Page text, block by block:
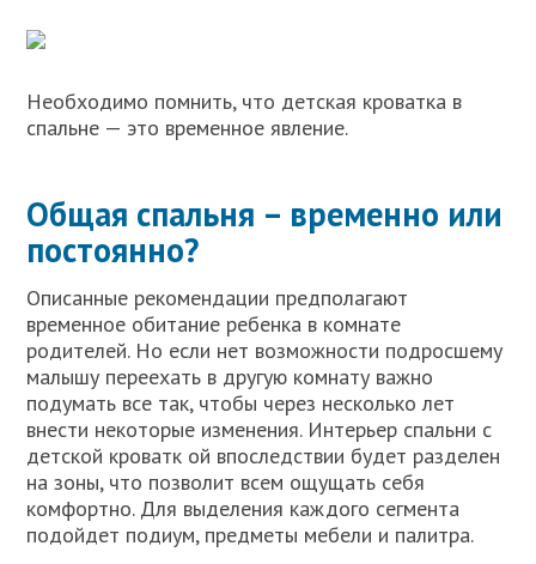
Необходимо помнить, что детская кроватка в
спальне — это временное явление.
Общая спальня – временно или
постоянно?
Описанные рекомендации предполагают
временное обитание ребенка в комнате
родителей. Но если нет возможности подросшему
малышу переехать в другую комнату важно
подумать все так, чтобы через несколько лет
внести некоторые изменения. Интерьер спальни с
детской кроватк ой впоследствии будет разделен
на зоны, что позволит всем ощущать себя
комфортно. Для выделения каждого сегмента
подойдет подиум, предметы мебели и палитра.